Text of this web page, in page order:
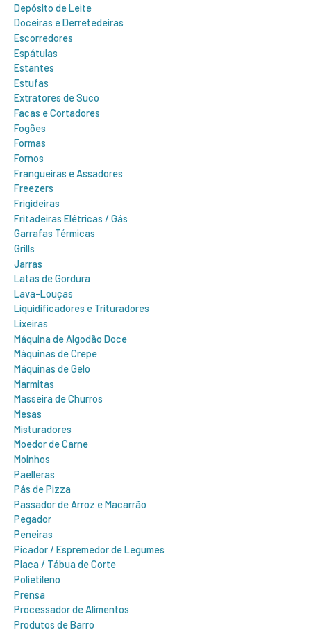
Depósito de Leite
Doceiras e Derretedeiras
Escorredores
Espátulas
Estantes
Estufas
Extratores de Suco
Facas e Cortadores
Fogões
Formas
Fornos
Frangueiras e Assadores
Freezers
Frigideiras
Fritadeiras Elétricas / Gás
Garrafas Térmicas
Grills
Jarras
Latas de Gordura
Lava-Louças
Liquidificadores e Trituradores
Lixeiras
Máquina de Algodão Doce
Máquinas de Crepe
Máquinas de Gelo
Marmitas
Masseira de Churros
Mesas
Misturadores
Moedor de Carne
Moinhos
Paelleras
Pás de Pizza
Passador de Arroz e Macarrão
Pegador
Peneiras
Picador / Espremedor de Legumes
Placa / Tábua de Corte
Polietileno
Prensa
Processador de Alimentos
Produtos de Barro